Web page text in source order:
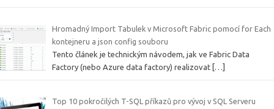
Hromadný Import Tabulek v Microsoft Fabric pomocí for Each
kontejneru a json config souboru
Tento článek je technickým návodem, jak ve Fabric Data
Factory (nebo Azure data factory) realizovat […]
Top 10 pokročilých T-SQL příkazů pro vývoj v SQL Serveru